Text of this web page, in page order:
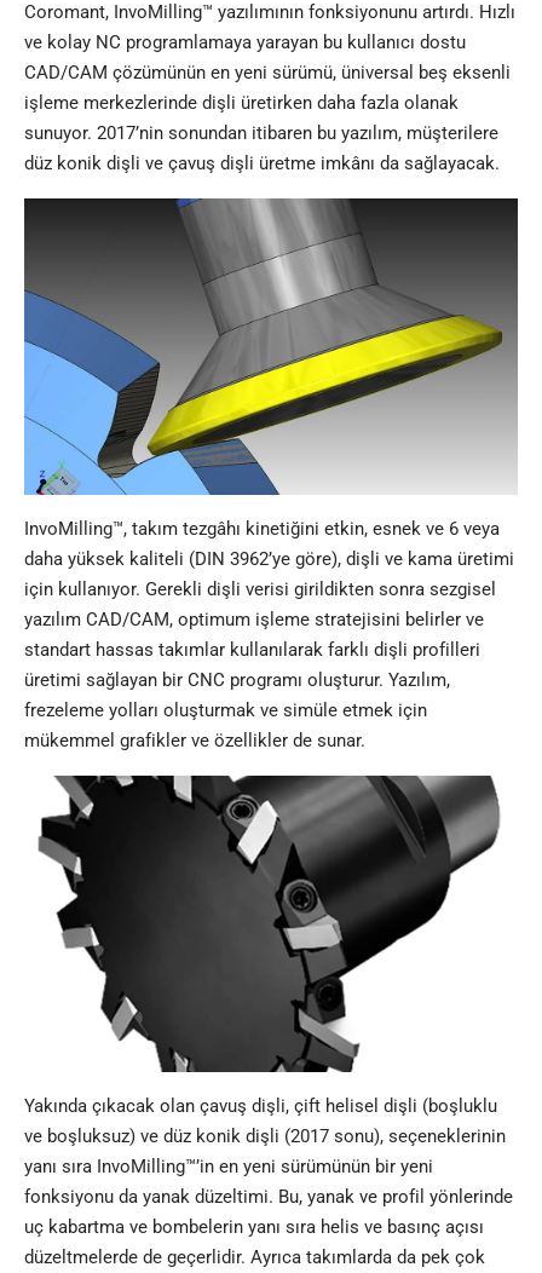
Coromant, InvoMilling™ yazılımının fonksiyonunu artırdı. Hızlı
ve kolay NC programlamaya yarayan bu kullanıcı dostu
CAD/CAM çözümünün en yeni sürümü, üniversal beş eksenli
işleme merkezlerinde dişli üretirken daha fazla olanak
sunuyor. 2017’nin sonundan itibaren bu yazılım, müşterilere
düz konik dişli ve çavuş dişli üretme imkânı da sağlayacak.
InvoMilling™, takım tezgâhı kinetiğini etkin, esnek ve 6 veya
daha yüksek kaliteli (DIN 3962’ye göre), dişli ve kama üretimi
için kullanıyor. Gerekli dişli verisi girildikten sonra sezgisel
yazılım CAD/CAM, optimum işleme stratejisini belirler ve
standart hassas takımlar kullanılarak farklı dişli profilleri
üretimi sağlayan bir CNC programı oluşturur. Yazılım,
frezeleme yolları oluşturmak ve simüle etmek için
mükemmel grafikler ve özellikler de sunar.
Yakında çıkacak olan çavuş dişli, çift helisel dişli (boşluklu
ve boşluksuz) ve düz konik dişli (2017 sonu), seçeneklerinin
yanı sıra InvoMilling™’in en yeni sürümünün bir yeni
fonksiyonu da yanak düzeltimi. Bu, yanak ve profil yönlerinde
uç kabartma ve bombelerin yanı sıra helis ve basınç açısı
düzeltmelerde de geçerlidir. Ayrıca takımlarda da pek çok